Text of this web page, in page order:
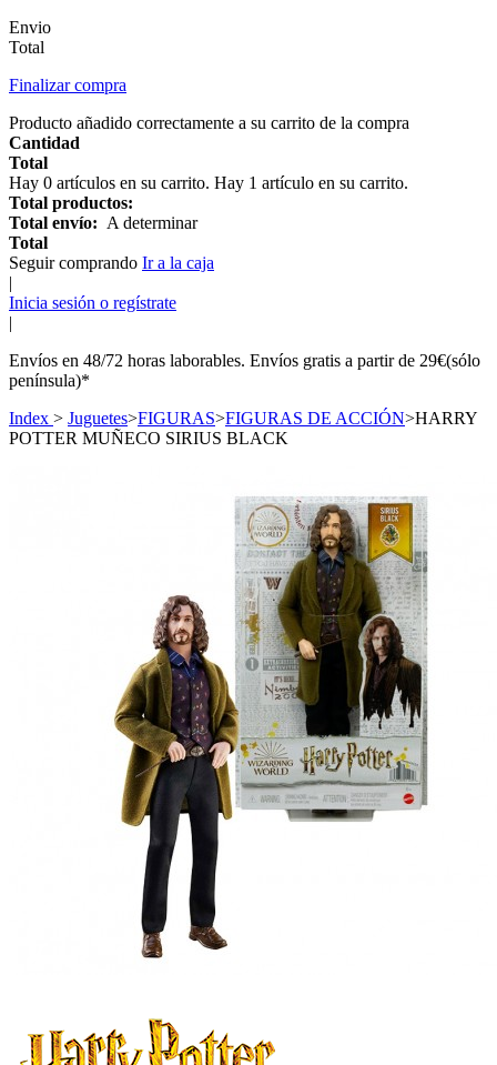
Envio
Total
Finalizar compra
Producto añadido correctamente a su carrito de la compra
Cantidad
Total
Hay 0 artículos en su carrito. Hay 1 artículo en su carrito.
Total productos:
Total envío: A determinar
Total
Seguir comprando Ir a la caja
|
Inicia sesión o regístrate
|
Envíos en 48/72 horas laborables. Envíos gratis a partir de 29€(sólo
península)*
Index > Juguetes>FIGURAS>FIGURAS DE ACCIÓN>HARRY
POTTER MUÑECO SIRIUS BLACK